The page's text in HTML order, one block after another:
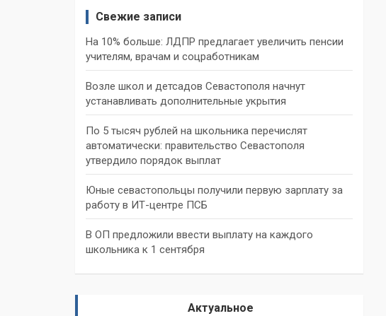
Свежие записи
На 10% больше: ЛДПР предлагает увеличить пенсии
учителям, врачам и соцработникам
Возле школ и детсадов Севастополя начнут
устанавливать дополнительные укрытия
По 5 тысяч рублей на школьника перечислят
автоматически: правительство Севастополя
утвердило порядок выплат
Юные севастопольцы получили первую зарплату за
работу в ИТ-центре ПСБ
В ОП предложили ввести выплату на каждого
школьника к 1 сентября
Актуальное